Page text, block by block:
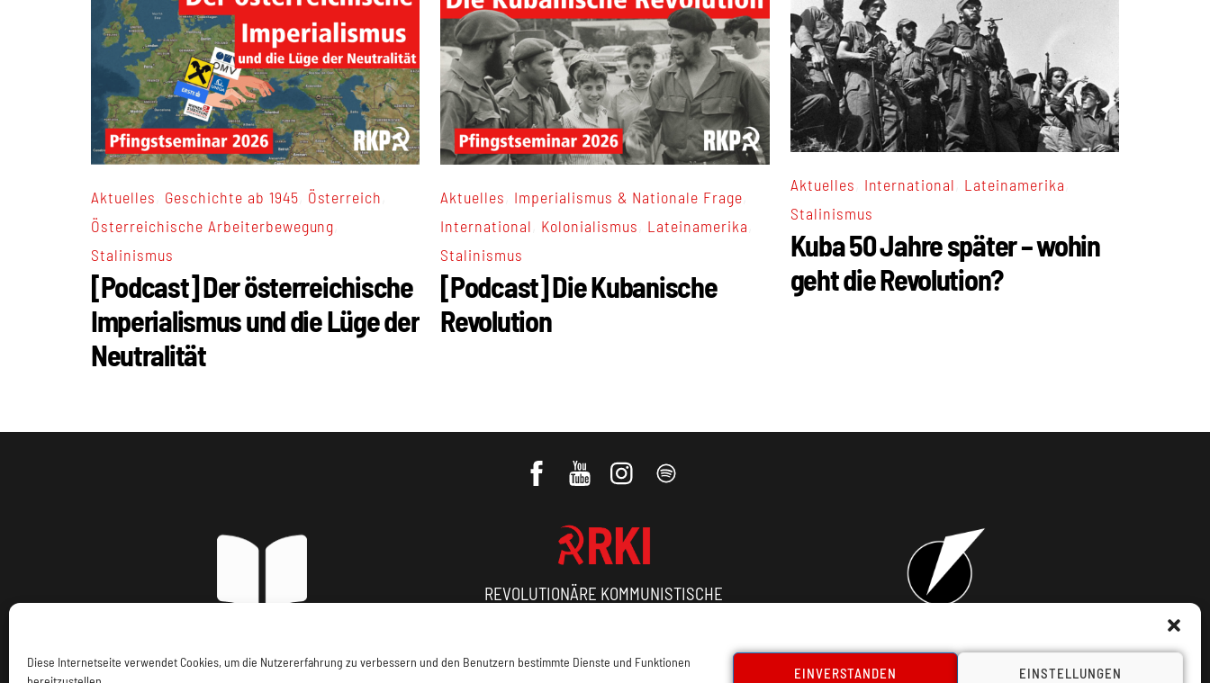
Diese Internetseite verwendet Cookies, um die Nutzererfahrung zu verbessern und den Benutzern bestimmte Dienste und Funktionen
EINVERSTANDEN EINSTELLUNGEN
Aktuelles Geschichte ab 1945 Österreich
Österreichische Arbeiterbewegung
Stalinismus
[Podcast] Der österreichische
Imperialismus und die Lüge der
Neutralität
Aktuelles Imperialismus & Nationale Frage
International Kolonialismus Lateinamerika
Stalinismus
[Podcast] Die Kubanische
Revolution
Aktuelles International Lateinamerika
Stalinismus
Kuba 50 Jahre später – wohin
geht die Revolution?
REVOLUTIONÄRE KOMMUNISTISCHE
Impressum, Offenlegung Cookie Policy Datenschutz